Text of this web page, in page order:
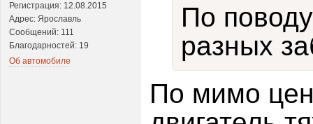
Регистрация: 12.08.2015
Адрес: Ярославль
Сообщений: 111
Благодарностей: 19
Об автомобиле
По
разных
По мимо